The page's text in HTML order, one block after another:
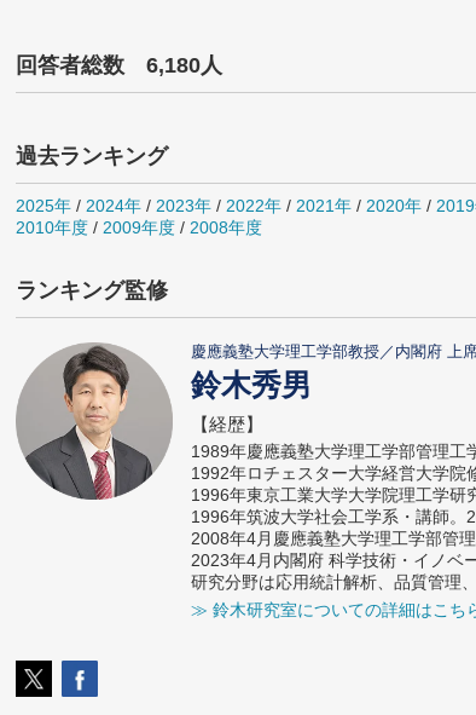
回答者総数 6,180人
過去ランキング
2025年 / 2024年 / 2023年 / 2022年 / 2021年 / 2020年 /
2010年度 / 2009年度 / 2008年度
ランキング監修
慶應義塾大学理工学部教授／内閣府 上
鈴木秀男
【経歴】
1989年慶應義塾大学理工学部管理工
1992年ロチェスター大学経営大学院
1996年東京工業大学大学院理工学研
1996年筑波大学社会工学系・講師。
2008年4月慶應義塾大学理工学部管
2023年4月内閣府 科学技術・イノベ
研究分野は応用統計解析、品質管理
≫ 鈴木研究室についての詳細はこち